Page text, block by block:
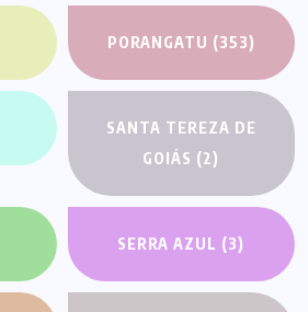
PORANGATU (353)
SANTA TEREZA DE
GOIÁS (2)
SERRA AZUL (3)